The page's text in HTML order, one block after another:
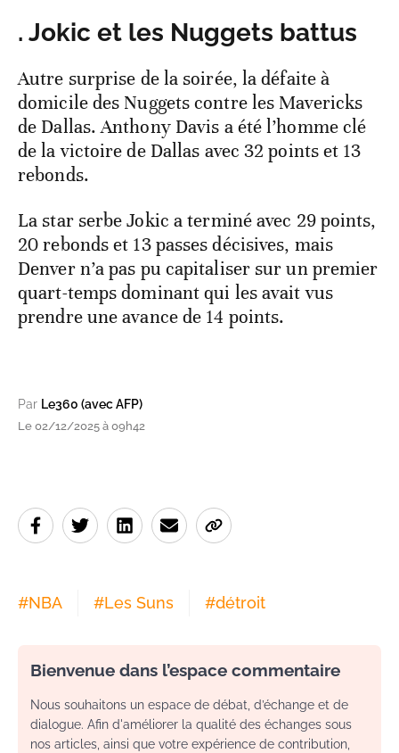
. Jokic et les Nuggets battus
Autre surprise de la soirée, la défaite à
domicile des Nuggets contre les Mavericks
de Dallas. Anthony Davis a été l’homme clé
de la victoire de Dallas avec 32 points et 13
rebonds.
La star serbe Jokic a terminé avec 29 points,
20 rebonds et 13 passes décisives, mais
Denver n’a pas pu capitaliser sur un premier
quart-temps dominant qui les avait vus
prendre une avance de 14 points.
Par Le360 (avec AFP)
Le 02/12/2025 à 09h42
#NBA #Les Suns #détroit
Bienvenue dans l’espace commentaire
Nous souhaitons un espace de débat, d’échange et de
dialogue. Afin d'améliorer la qualité des échanges sous
nos articles, ainsi que votre expérience de contribution,